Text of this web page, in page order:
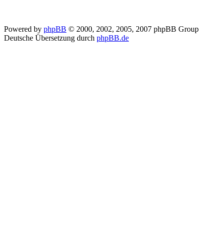
Powered by phpBB © 2000, 2002, 2005, 2007 phpBB Group
Deutsche Übersetzung durch phpBB.de